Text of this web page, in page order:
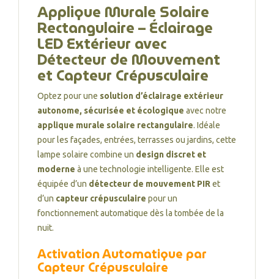
Applique Murale Solaire
Rectangulaire – Éclairage
LED Extérieur avec
Détecteur de Mouvement
et Capteur Crépusculaire
Optez pour une solution d’éclairage extérieur
autonome, sécurisée et écologique avec notre
applique murale solaire rectangulaire. Idéale
pour les façades, entrées, terrasses ou jardins, cette
lampe solaire combine un design discret et
moderne à une technologie intelligente. Elle est
équipée d’un détecteur de mouvement PIR et
d’un capteur crépusculaire pour un
fonctionnement automatique dès la tombée de la
nuit.
Activation Automatique par
Capteur Crépusculaire